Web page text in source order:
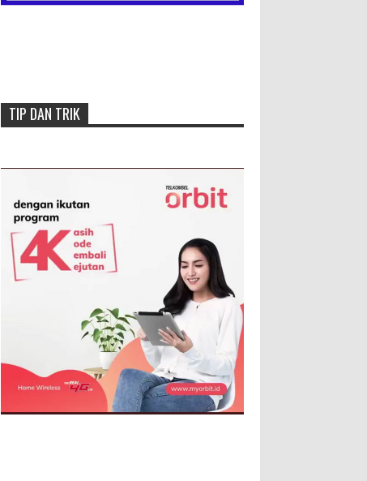
Menang, Semen Padang FC
TIP DAN TRIK